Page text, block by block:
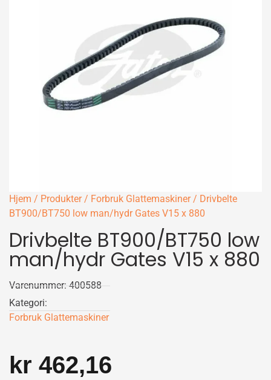
Hjem / Produkter/ Forbruk Glattemaskiner/ Drivbelte
BT900/BT750 low man/hydr Gates V15 x 880
Drivbelte BT900/BT750 low
man/hydr Gates V15 x 880
Varenummer: 400588
Kategori:
Forbruk Glattemaskiner
kr 462,16